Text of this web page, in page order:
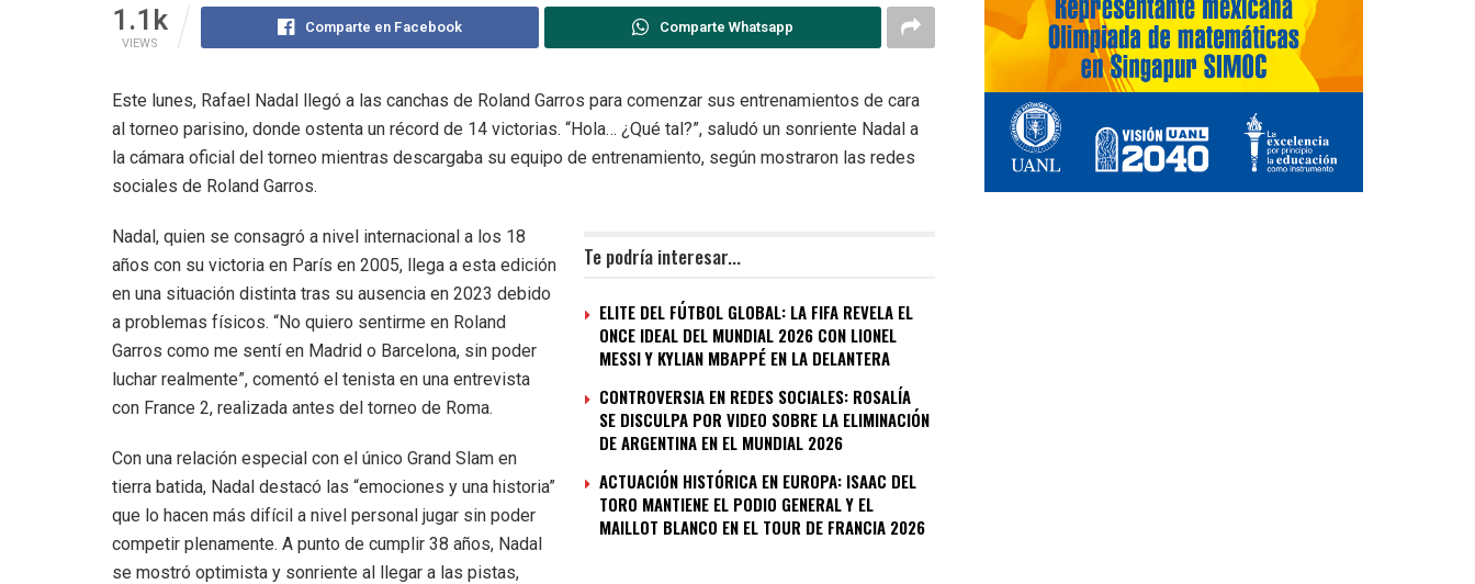
1.1k
VIEWS
Comparte en Facebook Comparte Whatsapp
Este lunes, Rafael Nadal llegó a las canchas de Roland Garros para comenzar sus entrenamientos de cara
al torneo parisino, donde ostenta un récord de 14 victorias. “Hola… ¿Qué tal?”, saludó un sonriente Nadal a
la cámara oficial del torneo mientras descargaba su equipo de entrenamiento, según mostraron las redes
sociales de Roland Garros.
Te podría interesar...
ELITE DEL FÚTBOL GLOBAL: LA FIFA REVELA EL
ONCE IDEAL DEL MUNDIAL 2026 CON LIONEL
MESSI Y KYLIAN MBAPPÉ EN LA DELANTERA
CONTROVERSIA EN REDES SOCIALES: ROSALÍA
SE DISCULPA POR VIDEO SOBRE LA ELIMINACIÓN
DE ARGENTINA EN EL MUNDIAL 2026
ACTUACIÓN HISTÓRICA EN EUROPA: ISAAC DEL
TORO MANTIENE EL PODIO GENERAL Y EL
MAILLOT BLANCO EN EL TOUR DE FRANCIA 2026
Nadal, quien se consagró a nivel internacional a los 18
años con su victoria en París en 2005, llega a esta edición
en una situación distinta tras su ausencia en 2023 debido
a problemas físicos. “No quiero sentirme en Roland
Garros como me sentí en Madrid o Barcelona, sin poder
luchar realmente”, comentó el tenista en una entrevista
con France 2, realizada antes del torneo de Roma.
Con una relación especial con el único Grand Slam en
tierra batida, Nadal destacó las “emociones y una historia”
que lo hacen más difícil a nivel personal jugar sin poder
competir plenamente. A punto de cumplir 38 años, Nadal
se mostró optimista y sonriente al llegar a las pistas,